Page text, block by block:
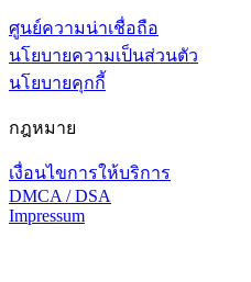
ศูนย์ความน่าเชื่อถือ
นโยบายความเป็นส่วนตัว
นโยบายคุกกี้
กฎหมาย
เงื่อนไขการให้บริการ
DMCA / DSA
Impressum